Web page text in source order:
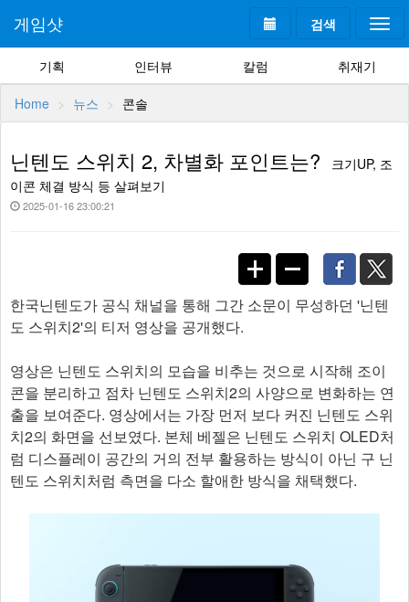
검색
게임샷
기획 인터뷰 칼럼 취재기
Home 뉴스 콘솔
닌텐도 스위치 2, 차별화 포인트는?
크기UP, 조
이콘 체결 방식 등 살펴보기
2025-01-16 23:00:21
한국닌텐도가 공식 채널을 통해 그간 소문이 무성하던 '닌텐
도 스위치2'의 티저 영상을 공개했다.
영상은 닌텐도 스위치의 모습을 비추는 것으로 시작해 조이
콘을 분리하고 점차 닌텐도 스위치2의 사양으로 변화하는 연
출을 보여준다. 영상에서는 가장 먼저 보다 커진 닌텐도 스위
치2의 화면을 선보였다. 본체 베젤은 닌텐도 스위치 OLED처
럼 디스플레이 공간의 거의 전부 활용하는 방식이 아닌 구 닌
텐도 스위치처럼 측면을 다소 할애한 방식을 채택했다.